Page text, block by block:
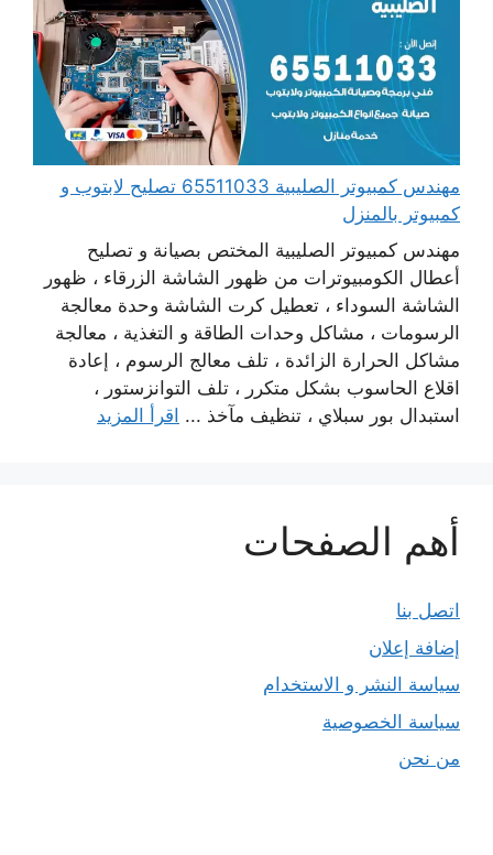
مهندس كمبيوتر الصليبية 65511033 تصليح لابتوب و
كمبيوتر بالمنزل
مهندس كمبيوتر الصليبية المختص بصيانة و تصليح
أعطال الكومبيوترات من ظهور الشاشة الزرقاء ، ظهور
الشاشة السوداء ، تعطيل كرت الشاشة وحدة معالجة
الرسومات ، مشاكل وحدات الطاقة و التغذية ، معالجة
مشاكل الحرارة الزائدة ، تلف معالج الرسوم ، إعادة
اقلاع الحاسوب بشكل متكرر ، تلف التوانزستور ،
استبدال بور سبلاي ، تنظيف مآخذ ... اقرأ المزيد
أهم الصفحات
اتصل بنا
إضافة إعلان
سياسة النشر و الاستخدام
سياسة الخصوصية
من نحن